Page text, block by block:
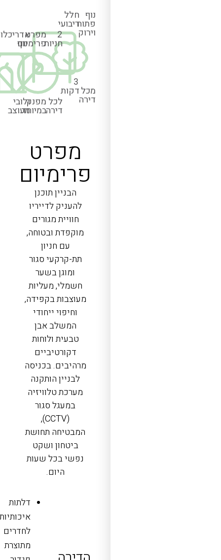
נוף
פתוח
וירוק
מכל
דירה
חלל
ריבועי
3
דקות
2
חניות
לכל
דירה
מפרט
פרימיום
מפנק
במיוחד
נוף
ולובי
מעוצב
מפרט
פרימיום
הבניין תוכנן
להעניק לדייריו
חוויית מגורים
מוקפדת ובטוחה,
עם חניון
תת-קרקעי סגור
ומוגן בשער
חשמלי, מעליות
מעוצבות בקפידה,
וחיפוי ייחודי
המשלב אבן
טבעית ולוחות
דקורטיביים
מרהיבים. בכניסה
לבניין הותקנה
מערכת טלוויזיה
במעגל סגור
(CCTV),
המבטיחה תחושת
ביטחון ושקט
נפשי בכל שעות
היום.
דלתות
איכותיות
לחדרים
מתוצרת